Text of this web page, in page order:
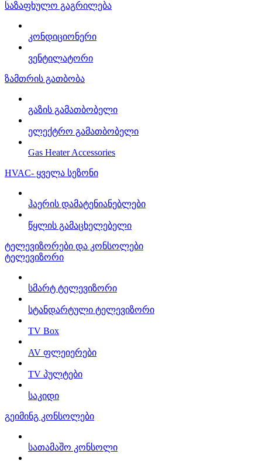
საზაფხულო გაგრილება
კონდიციონერი
ვენტილატორი
ზამთრის გათბობა
გაზის გამათბობელი
ელექტრო გამათბობელი
Gas Heater Accessories
HVAC- ყველა სეზონი
ჰაერის დამატენიანებლები
წყლის გამაცხელებელი
ტელევიზორები და კონსოლები
ტელევიზორი
სმარტ ტელევიზორი
სტანდარტული ტელევიზორი
TV Box
AV ფლეიერები
TV პულტები
საკიდი
გეიმინგ კონსოლები
სათამაშო კონსოლი